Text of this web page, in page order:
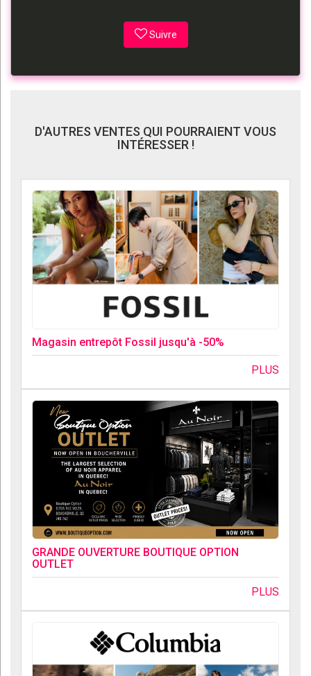
Suivre
D'AUTRES VENTES QUI POURRAIENT VOUS
INTÉRESSER !
Magasin entrepôt Fossil jusqu'à -50%
PLUS
GRANDE OUVERTURE BOUTIQUE OPTION
OUTLET
PLUS